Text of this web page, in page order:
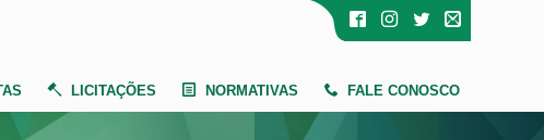
LICITAÇÕES NORMATIVAS FALE CONOSCO